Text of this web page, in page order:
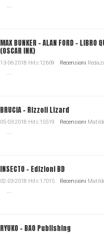
...
MAX BUNKER – ALAN FORD – LIBRO
(OSCAR INK)
13-06-2018 Hits:12609 Recensioni
...
BRUCIA - Rizzoli Lizard
05-03-2018 Hits:15519 Recensioni
...
INSECTO - Edizioni BD
02-03-2018 Hits:17015 Recensioni
...
RYUKO - BAO Publishing